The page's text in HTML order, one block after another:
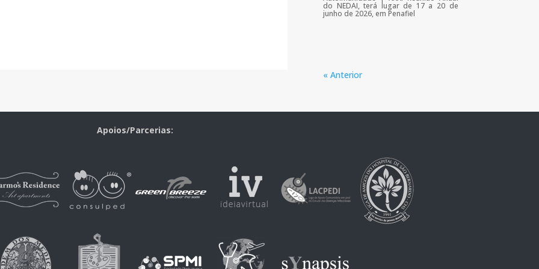
do NEDAI, terá lugar de 17 a 20 de
junho de 2026, em Penafiel
« Anterior
Apoios/Parcerias: